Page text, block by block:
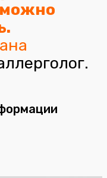
можно